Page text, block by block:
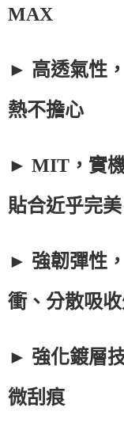
MAX
► 高透氣性
熱不擔心
► MIT，實機
貼合近乎完美
► 強韌彈性
衝、分散吸
► 強化鍍層
微刮痕